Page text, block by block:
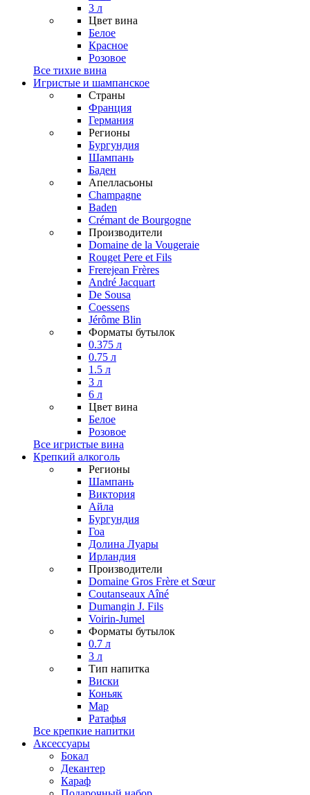
3 л
Цвет вина
Белое
Красное
Розовое
Все тихие вина
Игристые и шампанское
Страны
Франция
Германия
Регионы
Бургундия
Шампань
Баден
Апелласьоны
Champagne
Baden
Crémant de Bourgogne
Производители
Domaine de la Vougeraie
Rouget Pere et Fils
Frerejean Frères
André Jacquart
De Sousa
Coessens
Jérôme Blin
Форматы бутылок
0.375 л
0.75 л
1.5 л
3 л
6 л
Цвет вина
Белое
Розовое
Все игристые вина
Крепкий алкоголь
Регионы
Шампань
Виктория
Айла
Бургундия
Гоа
Долина Луары
Ирландия
Производители
Domaine Gros Frère et Sœur
Coutanseaux Aîné
Dumangin J. Fils
Voirin-Jumel
Форматы бутылок
0.7 л
3 л
Тип напитка
Виски
Коньяк
Мар
Ратафья
Все крепкие напитки
Аксессуары
Бокал
Декантер
Караф